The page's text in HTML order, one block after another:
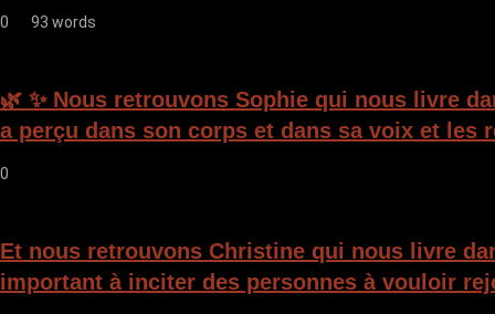
0 93 words
🌿 ✨ Nous retrouvons Sophie qui nous livre
a perçu dans son corps et dans sa voix et les
0
Et nous retrouvons Christine qui nous livre
important à inciter des personnes à vouloir